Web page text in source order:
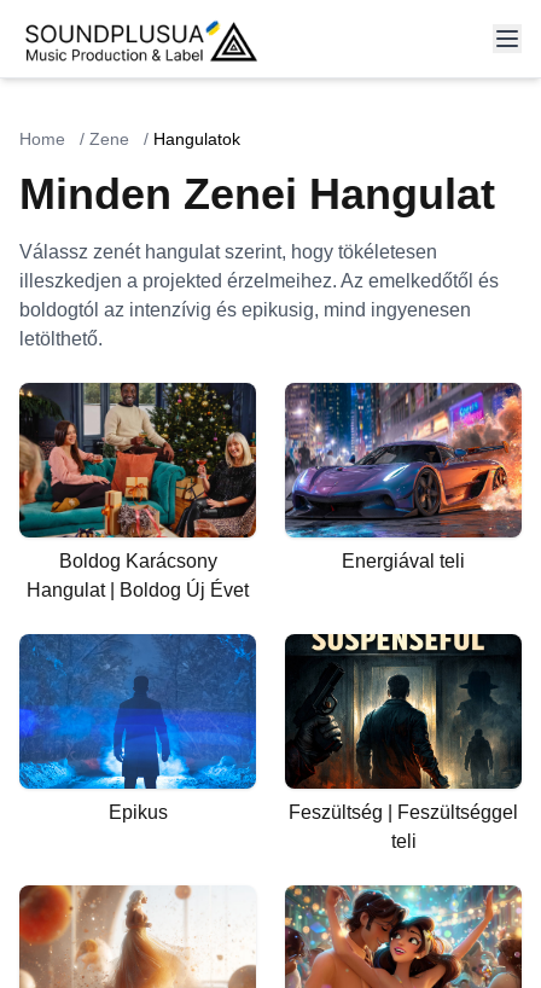
Home / Zene / Hangulatok
Minden Zenei Hangulat
Válassz zenét hangulat szerint, hogy tökéletesen
illeszkedjen a projekted érzelmeihez. Az emelkedőtől és
boldogtól az intenzívig és epikusig, mind ingyenesen
letölthető.
Boldog Karácsony
Hangulat | Boldog Új Évet
Energiával teli
Epikus
Feszültség | Feszültséggel
teli